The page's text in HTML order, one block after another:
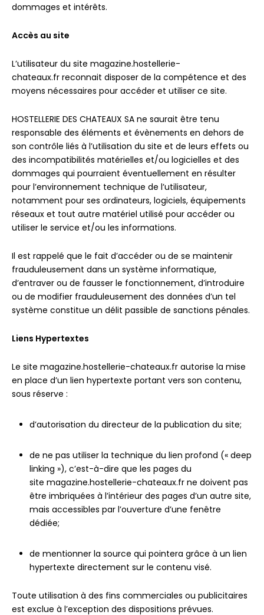
dommages et intérêts.
Accès au site
L’utilisateur du site magazine.hostellerie-
chateaux.fr reconnait disposer de la compétence et des
moyens nécessaires pour accéder et utiliser ce site.
HOSTELLERIE DES CHATEAUX SA ne saurait être tenu
responsable des éléments et évènements en dehors de
son contrôle liés à l’utilisation du site et de leurs effets ou
des incompatibilités matérielles et/ou logicielles et des
dommages qui pourraient éventuellement en résulter
pour l’environnement technique de l’utilisateur,
notamment pour ses ordinateurs, logiciels, équipements
réseaux et tout autre matériel utilisé pour accéder ou
utiliser le service et/ou les informations.
Il est rappelé que le fait d’accéder ou de se maintenir
frauduleusement dans un système informatique,
d’entraver ou de fausser le fonctionnement, d’introduire
ou de modifier frauduleusement des données d’un tel
système constitue un délit passible de sanctions pénales.
Liens Hypertextes
Le site magazine.hostellerie-chateaux.fr autorise la mise
en place d’un lien hypertexte portant vers son contenu,
sous réserve :
d’autorisation du directeur de la publication du site;
de ne pas utiliser la technique du lien profond (« deep
linking »), c’est-à-dire que les pages du
site magazine.hostellerie-chateaux.fr ne doivent pas
être imbriquées à l’intérieur des pages d’un autre site,
mais accessibles par l’ouverture d’une fenêtre
dédiée;
de mentionner la source qui pointera grâce à un lien
hypertexte directement sur le contenu visé.
Toute utilisation à des fins commerciales ou publicitaires
est exclue à l’exception des dispositions prévues.